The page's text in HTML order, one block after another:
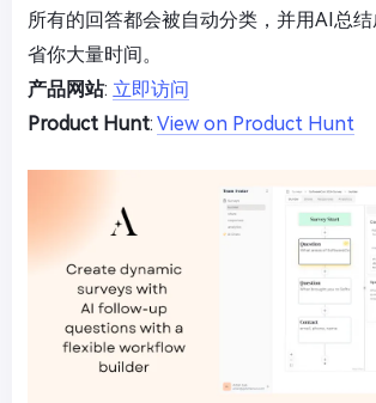
所有的回答都会被自动分类，并用AI总
省你大量时间。
产品网站: 立即访问
Product Hunt: View on Product Hunt